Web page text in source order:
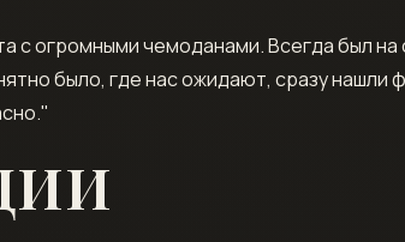
с огромными чемоданами. Всегда был
было, где нас ожидают, сразу нашли